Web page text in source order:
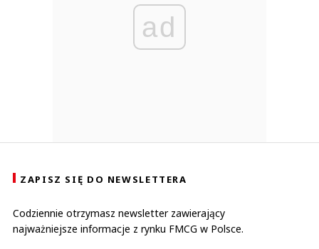
ad
ZAPISZ SIĘ DO NEWSLETTERA
Codziennie otrzymasz newsletter zawierający
najważniejsze informacje z rynku FMCG w Polsce.